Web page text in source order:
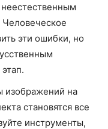
Человеческое
эти ошибки, но
изображений на
становятся все
инструменты,